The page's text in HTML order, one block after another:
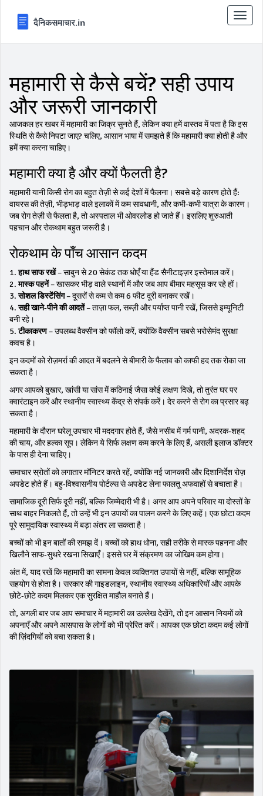
टॉगल
से
महामारी से कैसे बचें? सही उपाय
और जरूरी जानकारी
आजकल हर खबर में महामारी का जिक्र सुनते हैं, लेकिन क्या हमें वास्तव में पता है कि इस
स्थिति से कैसे निपटा जाए? चलिए, आसान भाषा में समझते हैं कि महामारी क्या होती है और
हमें क्या करना चाहिए।
महामारी क्या है और क्यों फैलती है?
महामारी यानी किसी रोग का बहुत तेज़ी से कई देशों में फैलना। सबसे बड़े कारण होते हैं:
वायरस की तेज़ी, भीड़भाड़ वाले इलाकों में कम सावधानी, और कभी‑कभी यात्रा के कारण।
जब रोग तेज़ी से फैलता है, तो अस्पताल भी ओवरलोड हो जाते हैं। इसलिए शुरुआती
पहचान और रोकथाम बहुत जरूरी है।
रोकथाम के पाँच आसान कदम
1.हाथ साफ रखें– साबुन से 20 सेकंड तक धोएँ या हैंड सैनीटाइज़र इस्तेमाल करें।
2.मास्क पहनें– खासकर भीड़ वाले स्थानों में और जब आप बीमार महसूस कर रहे हों।
3.सोशल डिस्टेंसिंग– दूसरों से कम से कम 6 फीट दूरी बनाकर रखें।
4.सही खाने‑पीने की आदतें– ताज़ा फल, सब्ज़ी और पर्याप्त पानी रखें, जिससे इम्यूनिटी
बनी रहे।
5.टीकाकरण– उपलब्ध वैक्सीन को फॉलो करें, क्योंकि वैक्सीन सबसे भरोसेमंद सुरक्षा
कवच है।
इन कदमों को रोज़मर्रा की आदत में बदलने से बीमारी के फैलाव को काफी हद तक रोका जा
सकता है।
अगर आपको बुखार, खांसी या सांस में कठिनाई जैसा कोई लक्षण दिखे, तो तुरंत घर पर
क्वारंटाइन करें और स्थानीय स्वास्थ्य केंद्र से संपर्क करें। देर करने से रोग का प्रसार बढ़
सकता है।
महामारी के दौरान घरेलू उपचार भी मददगार होते हैं, जैसे नसीब में गर्म पानी, अदरक‑शहद
की चाय, और हल्का सूप। लेकिन ये सिर्फ लक्षण कम करने के लिए हैं, असली इलाज डॉक्टर
के पास ही देना चाहिए।
समाचार स्रोतों को लगातार मॉनिटर करते रहें, क्योंकि नई जानकारी और दिशानिर्देश रोज़
अपडेट होते हैं। बहु‑विश्वासनीय पोर्टल्स से अपडेट लेना फालतू अफवाहों से बचाता है।
सामाजिक दूरी सिर्फ दूरी नहीं, बल्कि जिम्मेदारी भी है। अगर आप अपने परिवार या दोस्तों के
साथ बाहर निकलते हैं, तो उन्हें भी इन उपायों का पालन करने के लिए कहें। एक छोटा कदम
पूरे सामुदायिक स्वास्थ्य में बड़ा अंतर ला सकता है।
बच्चों को भी इन बातों की समझ दें। बच्चों को हाथ धोना, सही तरीके से मास्क पहनना और
खिलौने साफ‑सुथरे रखना सिखाएँ। इससे घर में संक्रमण का जोखिम कम होगा।
अंत में, याद रखें कि महामारी का सामना केवल व्यक्तिगत उपायों से नहीं, बल्कि सामूहिक
सहयोग से होता है। सरकार की गाइडलाइन, स्थानीय स्वास्थ्य अधिकारियों और आपके
छोटे‑छोटे कदम मिलकर एक सुरक्षित माहौल बनाते हैं।
तो, अगली बार जब आप समाचार में महामारी का उल्लेख देखेंगे, तो इन आसान नियमों को
अपनाएँ और अपने आसपास के लोगों को भी प्रेरित करें। आपका एक छोटा कदम कई लोगों
की ज़िंदगियों को बचा सकता है।